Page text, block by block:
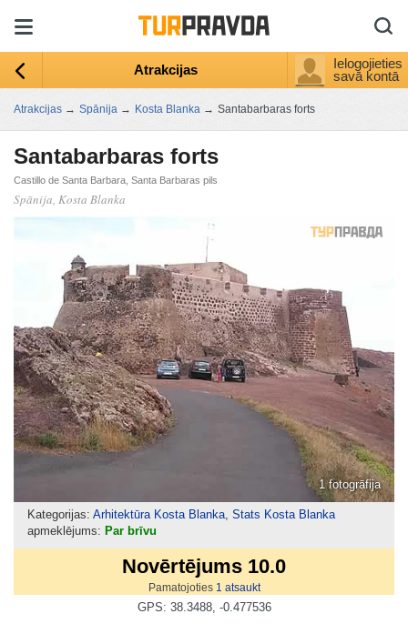
Atrakcijas
Ielogojieties
savā kontā
Atrakcijas → Spānija → Kosta Blanka → Santabarbaras forts
Santabarbaras forts
Castillo de Santa Barbara, Santa Barbaras pils
Spānija, Kosta Blanka
1 fotogrāfija
Kategorijas: Arhitektūra Kosta Blanka Stats Kosta Blanka
apmeklējums: Par brīvu
Novērtējums 10.0
Pamatojoties 1 atsaukt
GPS: 38.3488, -0.477536